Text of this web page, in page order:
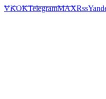
VKOKTelegramMAXRss